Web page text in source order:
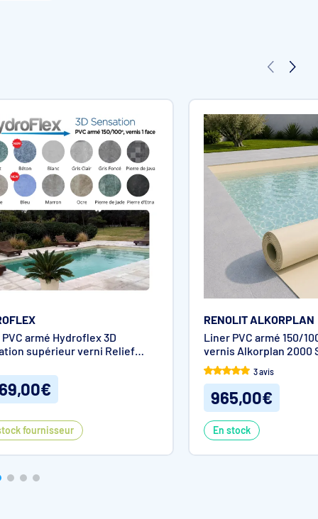
résistance et une durée de vie supérieure à un liner
armé Hydroflex 3D
supérieur verni Relief
fournisseur
RENOLIT ALKORPLAN
Liner PVC armé 150/
vernis Alkorplan 2000
3 avis
965,00€
En stock